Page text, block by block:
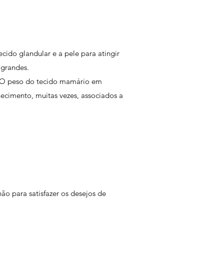
glandular e a pele para atingir
peso do tecido mamário em
muitas vezes, associados a
para satisfazer os desejos de